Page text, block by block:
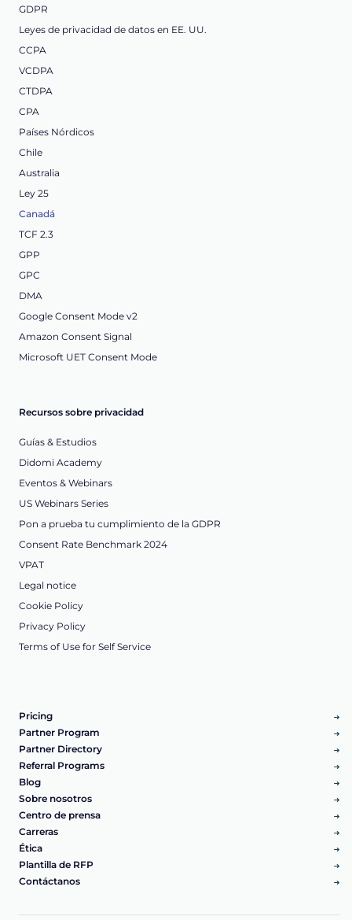
GDPR
Leyes de privacidad de datos en EE. UU.
CCPA
VCDPA
CTDPA
CPA
Países Nórdicos
Chile
Australia
Ley 25
Canadá
TCF 2.3
GPP
GPC
DMA
Google Consent Mode v2
Amazon Consent Signal
Microsoft UET Consent Mode
Recursos sobre privacidad
Guías & Estudios
Didomi Academy
Eventos & Webinars
US Webinars Series
Pon a prueba tu cumplimiento de la GDPR
Consent Rate Benchmark 2024
VPAT
Legal notice
Cookie Policy
Privacy Policy
Terms of Use for Self Service
Pricing
Partner Program
Partner Directory
Referral Programs
Blog
Sobre nosotros
Centro de prensa
Carreras
Ética
Plantilla de RFP
Contáctanos